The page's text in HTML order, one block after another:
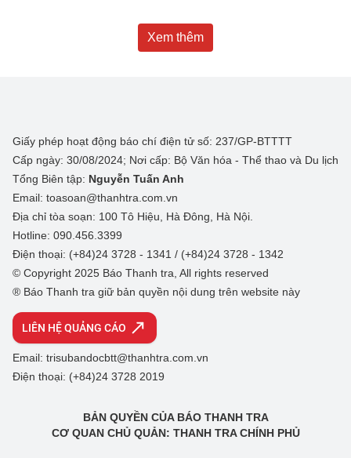
Xem thêm
Giấy phép hoạt động báo chí điện tử số: 237/GP-BTTTT
Cấp ngày: 30/08/2024; Nơi cấp: Bộ Văn hóa - Thể thao và Du lịch
Tổng Biên tập: Nguyễn Tuấn Anh
Email: toasoan@thanhtra.com.vn
Địa chỉ tòa soạn: 100 Tô Hiệu, Hà Đông, Hà Nội.
Hotline: 090.456.3399
Điện thoại: (+84)24 3728 - 1341 / (+84)24 3728 - 1342
© Copyright 2025 Báo Thanh tra, All rights reserved
® Báo Thanh tra giữ bản quyền nội dung trên website này
LIÊN HỆ QUẢNG CÁO
Email: trisubandocbtt@thanhtra.com.vn
Điện thoại: (+84)24 3728 2019
BẢN QUYỀN CỦA BÁO THANH TRA
CƠ QUAN CHỦ QUẢN: THANH TRA CHÍNH PHỦ